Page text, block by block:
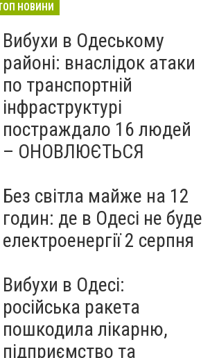
НОВИНИ
Вибухи в Одеському
районі: внаслідок атаки
по транспортній
інфраструктурі
постраждало 16 людей
– ОНОВЛЮЄТЬСЯ
Без світла майже на 12
годин: де в Одесі не буде
електроенергії 2 серпня
Вибухи в Одесі:
російська ракета
пошкодила лікарню,
підприємство та